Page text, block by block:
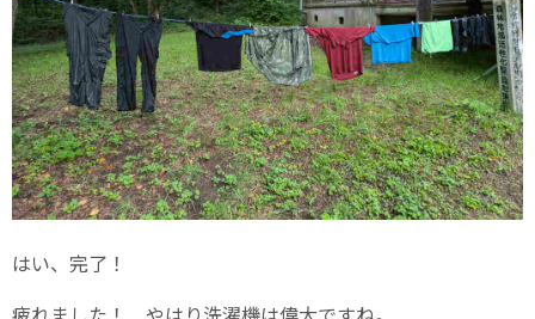
はい、完了！